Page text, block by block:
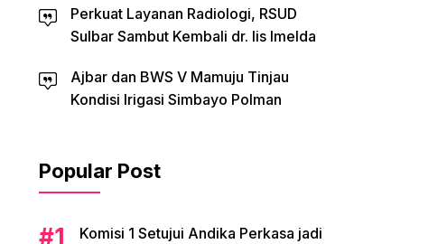
Perkuat Layanan Radiologi, RSUD
Sulbar Sambut Kembali dr. Iis Imelda
Ajbar dan BWS V Mamuju Tinjau
Kondisi Irigasi Simbayo Polman
Popular Post
Komisi 1 Setujui Andika Perkasa jadi